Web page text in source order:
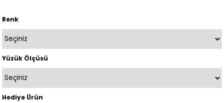
Renk
Yüzük Ölçüsü
Hediye Ürün